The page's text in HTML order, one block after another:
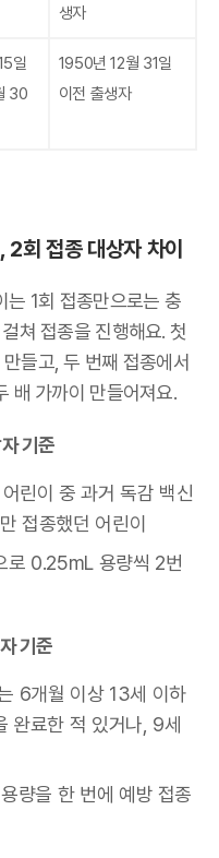
생자
일
30
1950년 12월 31일
이전 출생자
회 접종 대상자 차이
는 1회 접종만으로는 충
쳐 접종을 진행해요. 첫
들고, 두 번째 접종에서
배 가까이 만들어져요.
기준
린이 중 과거 독감 백신
접종했던 어린이
로 0.25mL 용량씩 2번
기준
6개월 이상 13세 이하
완료한 적 있거나, 9세
량을 한 번에 예방 접종